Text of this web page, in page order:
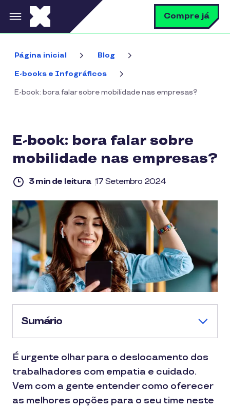
Pular para o conteúdo principal Compre já
Página inicial Blog
E-books e Infográficos
E-book: bora falar sobre mobilidade nas empresas?
E-book: bora falar sobre
mobilidade nas empresas?
3 min de leitura 17 Setembro 2024
Sumário
É urgente olhar para o deslocamento dos
trabalhadores com empatia e cuidado.
Vem com a gente entender como oferecer
as melhores opções para o seu time neste